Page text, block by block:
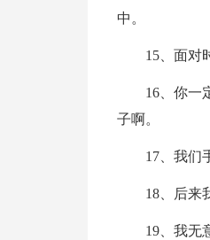
中。
15、面对
16、你一
子啊。
17、我们
18、后来
19、我无